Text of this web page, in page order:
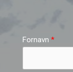
Fornavn